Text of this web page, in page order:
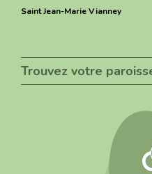
Saint Jean-Marie Vianney
Trouvez votre